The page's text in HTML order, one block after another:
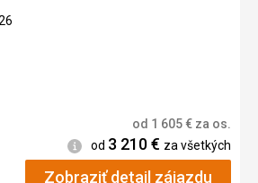
od 1 605€ za os.
Informácie
od 3 210€ za všetkých
Zobraziť detail zájazdu